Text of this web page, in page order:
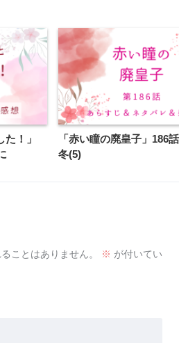
！」
「赤い瞳の廃皇子」186
冬(5)
ことはありません。 ※ が付いてい